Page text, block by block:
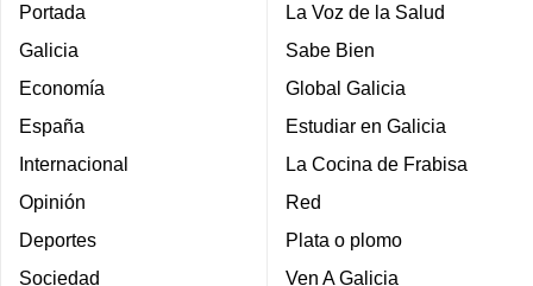
Portada
Galicia
Economía
España
Internacional
Opinión
Deportes
Sociedad
La Voz de la Salud
Sabe Bien
Global Galicia
Estudiar en Galicia
La Cocina de Frabisa
Red
Plata o plomo
Ven A Galicia